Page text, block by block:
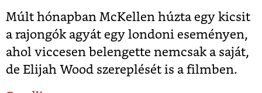
Múlt hónapban McKellen húzta egy kicsit
a rajongók agyát egy londoni eseményen,
ahol viccesen belengette nemcsak a saját,
de Elijah Wood szereplését is a filmben.